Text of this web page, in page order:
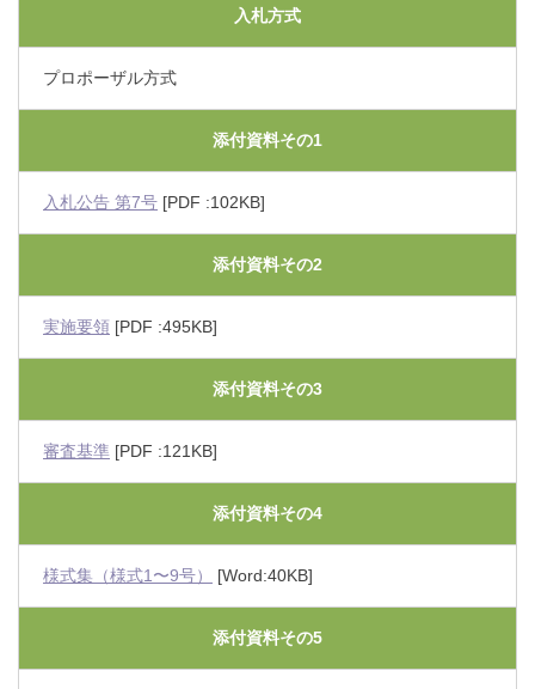
入札方式
プロポーザル方式
添付資料その1
入札公告 第7号 [PDF :102KB]
添付資料その2
実施要領 [PDF :495KB]
添付資料その3
審査基準 [PDF :121KB]
添付資料その4
様式集（様式1〜9号） [Word:40KB]
添付資料その5